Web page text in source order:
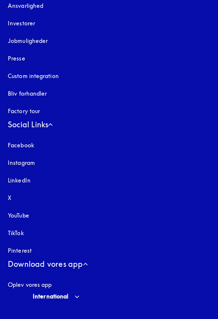
Ansvarlighed
Investorer
Jobmuligheder
Presse
Custom integration
Bliv forhandler
Factory tour
Social Links
Facebook
Instagram
LinkedIn
X
YouTube
TikTok
Pinterest
Download vores app
Oplev vores app
Select country and language
International